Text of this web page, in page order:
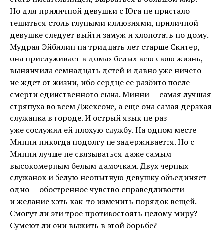
Но для приличной девушки с Юга не пристало
тешиться столь глупыми иллюзиями, приличной
девушке следует выйти замуж и хлопотать по дому.
Мудрая Эйбилин на тридцать лет старше Скитер,
она прислуживает в домах белых всю свою жизнь,
вынянчила семнадцать детей и давно уже ничего
не ждет от жизни, ибо сердце ее разбито после
смерти единственного сына. Минни — самая лучшая
стряпуха во всем Джексоне, а еще она самая дерзкая
служанка в городе. И острый язык не раз
уже сослужил ей плохую службу. На одном месте
Минни никогда подолгу не задерживается. Но с
Минни лучше не связываться даже самым
высокомерным белым дамочкам. Двух черных
служанок и белую неопытную девушку объединяет
одно — обостренное чувство справедливости
и желание хоть как-то изменить порядок вещей.
Смогут ли эти трое противостоять целому миру?
Сумеют ли они выжить в этой борьбе?